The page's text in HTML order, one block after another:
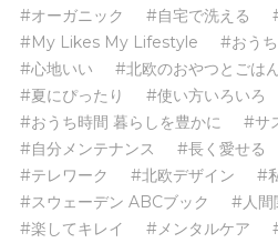
#オーガニック
#自宅で洗える
#My Likes My Lifestyle
#おう
#心地いい
#北欧のおやつとごは
#夏にぴったり
#使い方いろいろ
#おうち時間 暮らしを豊かに
#サ
#自分メンテナンス
#長く愛せる
#テレワーク
#北欧デザイン
#
#スウェーデン ABCブック
#人間
#楽してキレイ
#メンタルケア